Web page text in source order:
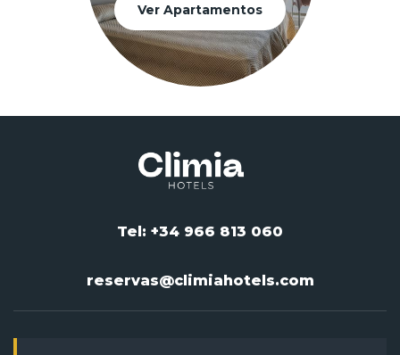
Ver Apartamentos
Tel: +34 966 813 060
reservas@climiahotels.com